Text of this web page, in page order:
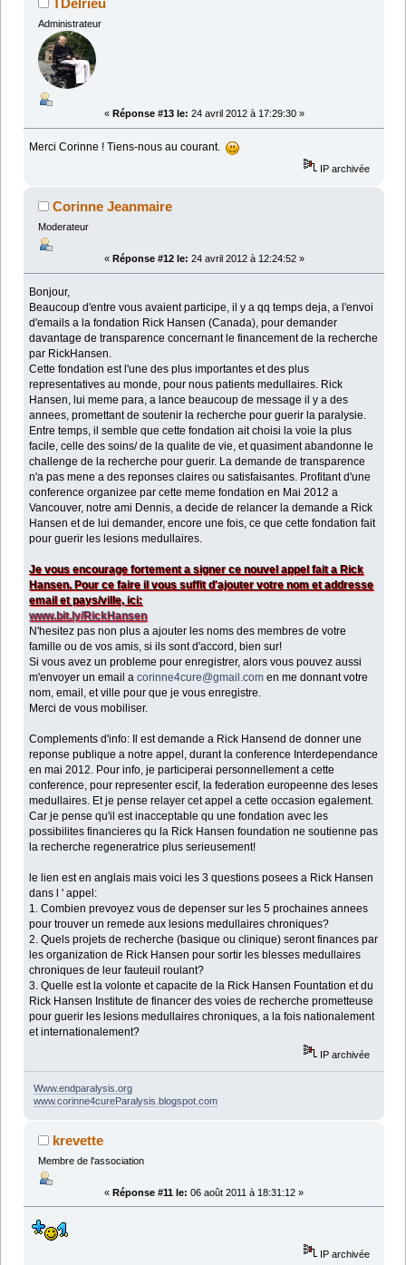
TDelrieu
Administrateur
« Réponse #13 le: 24 avril 2012 à 17:29:30 »
Merci Corinne ! Tiens-nous au courant.
IP archivée
Corinne Jeanmaire
Moderateur
« Réponse #12 le: 24 avril 2012 à 12:24:52 »
Bonjour,
Beaucoup d'entre vous avaient participe, il y a qq temps deja, a l'envoi
d'emails a la fondation Rick Hansen (Canada), pour demander
davantage de transparence concernant le financement de la recherche
par RickHansen.
Cette fondation est l'une des plus importantes et des plus
representatives au monde, pour nous patients medullaires. Rick
Hansen, lui meme para, a lance beaucoup de message il y a des
annees, promettant de soutenir la recherche pour guerir la paralysie.
Entre temps, il semble que cette fondation ait choisi la voie la plus
facile, celle des soins/ de la qualite de vie, et quasiment abandonne le
challenge de la recherche pour guerir. La demande de transparence
n'a pas mene a des reponses claires ou satisfaisantes. Profitant d'une
conference organizee par cette meme fondation en Mai 2012 a
Vancouver, notre ami Dennis, a decide de relancer la demande a Rick
Hansen et de lui demander, encore une fois, ce que cette fondation fait
pour guerir les lesions medullaires.
Je vous encourage fortement a signer ce nouvel appel fait a Rick
Hansen. Pour ce faire il vous suffit d'ajouter votre nom et addresse
email et pays/ville, ici:
www.bit.ly/RickHansen
N'hesitez pas non plus a ajouter les noms des membres de votre
famille ou de vos amis, si ils sont d'accord, bien sur!
Si vous avez un probleme pour enregistrer, alors vous pouvez aussi
m'envoyer un email acorinne4cure@gmail.com en me donnant votre
nom, email, et ville pour que je vous enregistre.
Merci de vous mobiliser.
Complements d'info: Il est demande a Rick Hansend de donner une
reponse publique a notre appel, durant la conference Interdependance
en mai 2012. Pour info, je participerai personnellement a cette
conference, pour representer escif, la federation europeenne des leses
medullaires. Et je pense relayer cet appel a cette occasion egalement.
Car je pense qu'il est inacceptable qu une fondation avec les
possibilites financieres qu la Rick Hansen foundation ne soutienne pas
la recherche regeneratrice plus serieusement!
le lien est en anglais mais voici les 3 questions posees a Rick Hansen
dans l ' appel:
1. Combien prevoyez vous de depenser sur les 5 prochaines annees
pour trouver un remede aux lesions medullaires chroniques?
2. Quels projets de recherche (basique ou clinique) seront finances par
les organization de Rick Hansen pour sortir les blesses medullaires
chroniques de leur fauteuil roulant?
3. Quelle est la volonte et capacite de la Rick Hansen Fountation et du
Rick Hansen Institute de financer des voies de recherche prometteuse
pour guerir les lesions medullaires chroniques, a la fois nationalement
et internationalement?
IP archivée
Www.endparalysis.org
www.corinne4cureParalysis.blogspot.com
krevette
Membre de l'association
« Réponse #11 le: 06 août 2011 à 18:31:12 »
IP archivée